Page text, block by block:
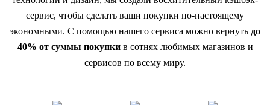
сервис, чтобы сделать ваши покупки по-настоящему
экономными. С помощью нашего сервиса можно вернуть до
40% от суммы покупкив сотнях любимых магазинов и
сервисов по всему миру.